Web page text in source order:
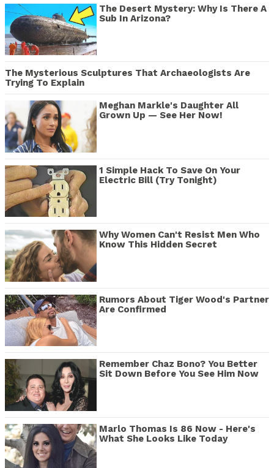
The Desert Mystery: Why Is There A
Sub In Arizona?
The Mysterious Sculptures That Archaeologists Are
Trying To Explain
Meghan Markle's Daughter All
Grown Up — See Her Now!
1 Simple Hack To Save On Your
Electric Bill (Try Tonight)
Why Women Can't Resist Men Who
Know This Hidden Secret
Rumors About Tiger Wood's Partner
Are Confirmed
Remember Chaz Bono? You Better
Sit Down Before You See Him Now
Marlo Thomas Is 86 Now - Here's
What She Looks Like Today